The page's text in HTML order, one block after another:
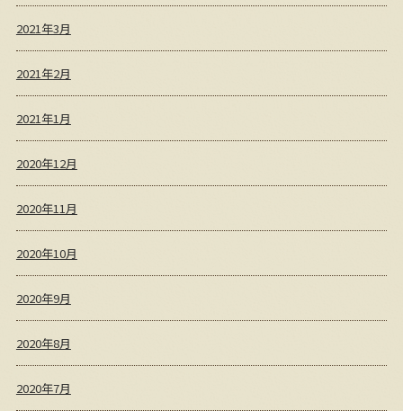
2021年3月
2021年2月
2021年1月
2020年12月
2020年11月
2020年10月
2020年9月
2020年8月
2020年7月